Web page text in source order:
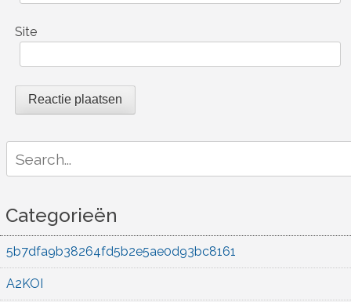
Site
for:
Categorieën
5b7dfa9b38264fd5b2e5ae0d93bc8161
A2KOI